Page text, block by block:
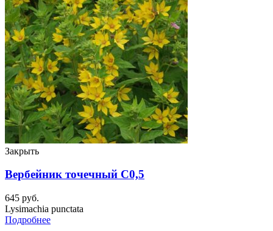
Закрыть
Вербейник точечный C0,5
645 руб.
Lysimachia punctata
Подробнее